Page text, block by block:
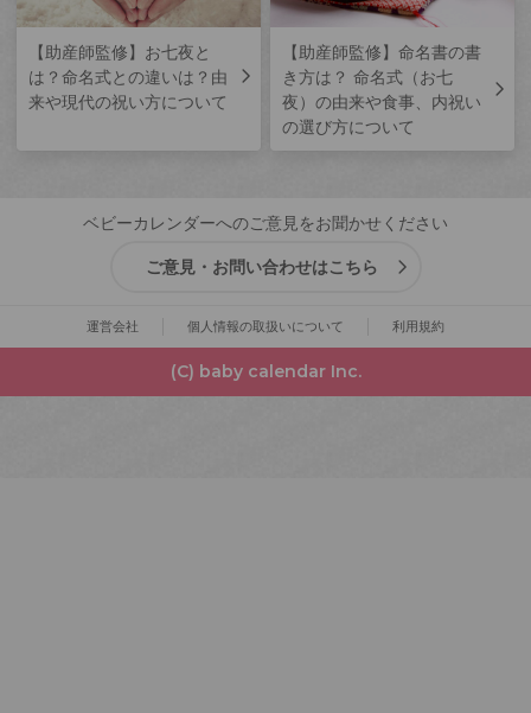
【助産師監修】お七夜と
は？命名式との違いは？由
来や現代の祝い方について
【助産師監修】命名書の書
き方は？ 命名式（お七
夜）の由来や食事、内祝い
の選び方について
ベビーカレンダーへのご意見をお聞かせください
ご意見・お問い合わせはこちら
運営会社 個人情報の取扱いについて 利用規約
(C) baby calendar Inc.